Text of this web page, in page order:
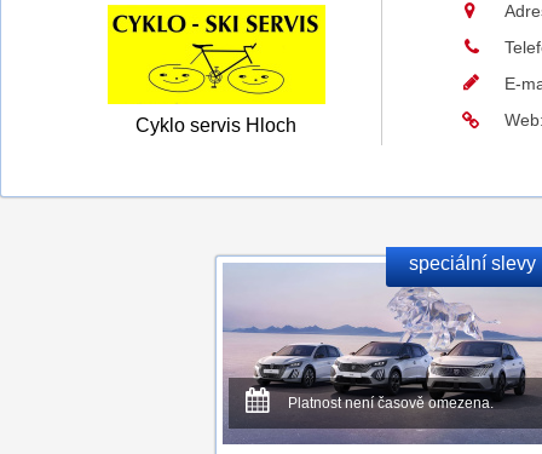
Cyklo servis Hloch
E-
speciální slevy
Platnost není časově omezena.